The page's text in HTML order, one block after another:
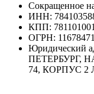
Сокращенное
ИНН:
КПП: 781101001
ОГРН:
Юридический
ПЕТЕРБУРГ,
74, КОРПУС